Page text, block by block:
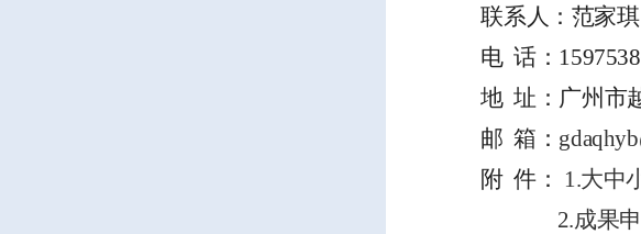
联系人： 范家琪
电 话：
地 址：广州市
邮 箱：
附 件： 1.大中
2.成果